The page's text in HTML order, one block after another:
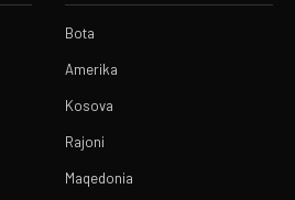
Bota
Amerika
Kosova
Rajoni
Maqedonia